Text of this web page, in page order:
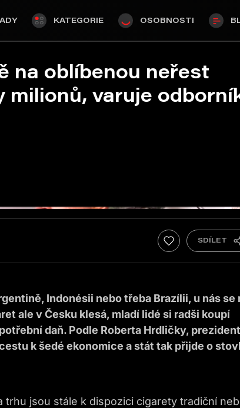
KATEGORIE OSOBNOSTI
na oblíbenou neřest
varuje
Indonésii nebo třeba Brazílii, u nás se
ale v Česku klesá, mladí lidé si radši koupí
daň. Podle Roberta Hrdličky,
k šedé ekonomice a stát tak přijde o
jsou stále k dispozici cigarety tradiční